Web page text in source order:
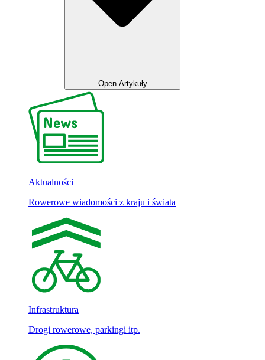
Open Artykuły
Aktualności
Rowerowe wiadomości z kraju i świata
Infrastruktura
Drogi rowerowe, parkingi itp.